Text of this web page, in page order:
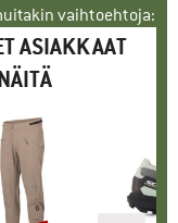
vaihtoehtoja:
ASIAKKAAT